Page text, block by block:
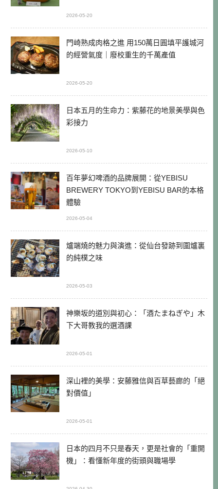
2026-05-20
門崎熟成肉格之進 用150萬日圓填平護城河
的經營氣度｜廢校重生的千萬產值
2026-05-20
日本五月的生命力：紫藤花的地景美學與色
彩接力
2026-05-10
百年夢幻啤酒的品牌展開：從YEBISU
BREWERY TOKYO到YEBISU BAR的本格
體驗
2026-05-04
爐端燒的魅力與演進：從仙台發跡到圍爐裏
的純樸之味
2026-05-03
神樂坂的道別與初心：「酒たまねぎや」木
下大哥教我的選酒課
2026-05-01
深山裡的美學：安藤雅信與百草藝廊的「絕
對價值」
2026-05-01
日本的四月不只是春天，更是社會的「重開
機」：看懂新年度的街頭與職場學